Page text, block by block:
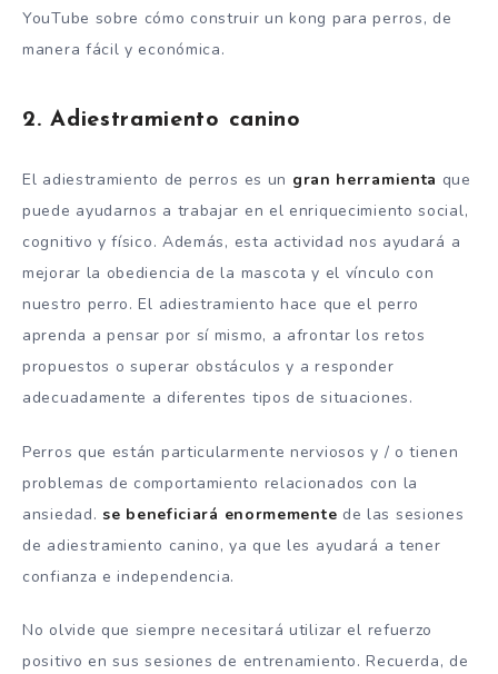
YouTube sobre cómo construir un kong para perros, de
manera fácil y económica.
2. Adiestramiento canino
El adiestramiento de perros es un gran herramienta que
puede ayudarnos a trabajar en el enriquecimiento social,
cognitivo y físico. Además, esta actividad nos ayudará a
mejorar la obediencia de la mascota y el vínculo con
nuestro perro. El adiestramiento hace que el perro
aprenda a pensar por sí mismo, a afrontar los retos
propuestos o superar obstáculos y a responder
adecuadamente a diferentes tipos de situaciones.
Perros que están particularmente nerviosos y / o tienen
problemas de comportamiento relacionados con la
ansiedad. se beneficiará enormemente de las sesiones
de adiestramiento canino, ya que les ayudará a tener
confianza e independencia.
No olvide que siempre necesitará utilizar el refuerzo
positivo en sus sesiones de entrenamiento. Recuerda, de